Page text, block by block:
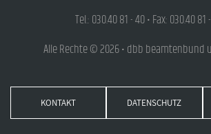
Tel.: 030.40 81 - 40 • Fax: 030.40 81
Alle Rechte © 2026 • dbb
KONTAKT DATENSCHUTZ